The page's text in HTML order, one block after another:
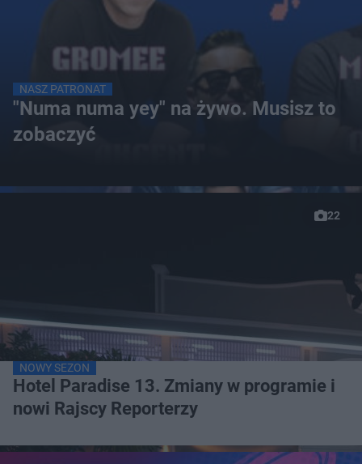
NASZ PATRONAT
"Numa numa yey" na żywo. Musisz to
zobaczyć
22
NOWY SEZON
Hotel Paradise 13. Zmiany w programie i
nowi Rajscy Reporterzy